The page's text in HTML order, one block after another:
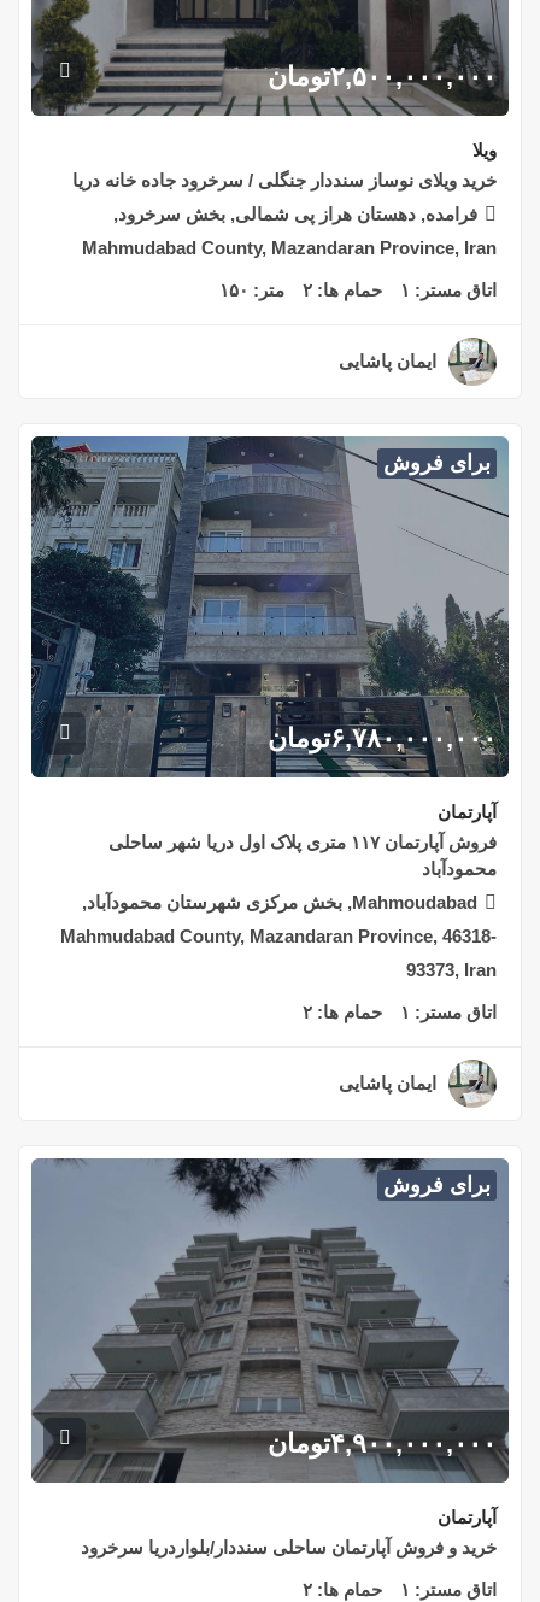
۲,۵۰۰,۰۰۰,۰۰۰تومان
ویلا
خرید ویلای نوساز سنددار جنگلی / سرخرود جاده خانه دریا
فرامده, دهستان هراز پی شمالی, بخش سرخرود,
Mahmudabad County, Mazandaran Province, Iran
اتاق مستر: ۱ حمام ها: ۲ متر: ۱۵۰
ایمان پاشایی
برای فروش
۶,۷۸۰,۰۰۰,۰۰۰تومان
آپارتمان
فروش آپارتمان ۱۱۷ متری پلاک اول دریا شهر ساحلی
محمودآباد
Mahmoudabad, بخش مرکزی شهرستان محمودآباد,
Mahmudabad County, Mazandaran Province, 46318-
93373, Iran
اتاق مستر: ۱ حمام ها: ۲
ایمان پاشایی
برای فروش
۴,۹۰۰,۰۰۰,۰۰۰تومان
آپارتمان
خرید و فروش آپارتمان ساحلی سنددار/بلواردریا سرخرود
اتاق مستر: ۱ حمام ها: ۲